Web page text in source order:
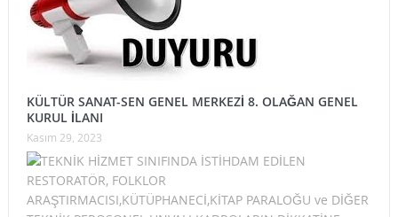
KÜLTÜR SANAT-SEN GENEL MERKEZİ 8. OLAĞAN GENEL
KURUL İLANI
Kasım 29, 2023